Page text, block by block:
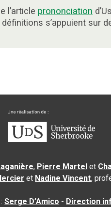
l’article prononciation
s’appuient sur
, Pierre Martel et
et Nadine Vincent,
:Serge D’Amico - Direction